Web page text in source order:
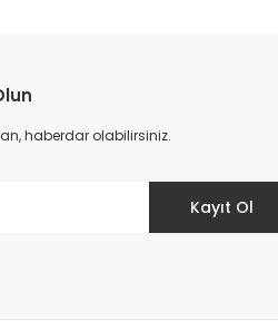
haberdar olabilirsiniz.
Kayıt Ol